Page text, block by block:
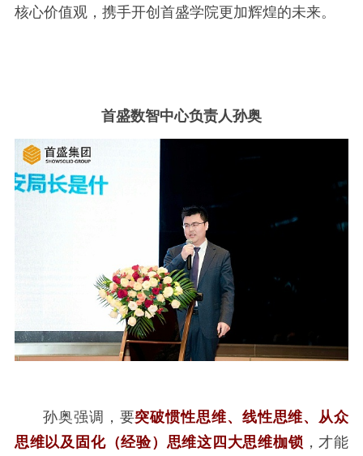
核心价值观，携手开创首盛学院更加辉煌的未来。
首盛数智中心负责人孙奥
孙奥强调，要突破惯性思维、线性思维、从众
思维以及固化（经验）思维这四大思维枷锁 ，才能